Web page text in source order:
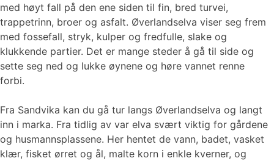
med høyt fall på den ene siden til fin, bred turvei,
trappetrinn, broer og asfalt. Øverlandselva viser seg frem
med fossefall, stryk, kulper og fredfulle, slake og
klukkende partier. Det er mange steder å gå til side og
sette seg ned og lukke øynene og høre vannet renne
forbi.
Fra Sandvika kan du gå tur langs Øverlandselva og langt
inn i marka. Fra tidlig av var elva svært viktig for gårdene
og husmannsplassene. Her hentet de vann, badet, vasket
klær, fisket ørret og ål, malte korn i enkle kverner, og